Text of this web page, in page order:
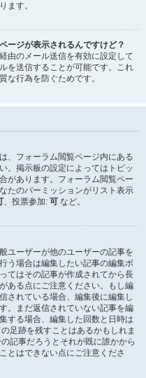
ます。
ージが表示されるんですけど？
由のメール送信を有効に設定して
を送信することが可能です。これ
な行為を防ぐためです。
、フォーラム閲覧ページ内にある
。掲示板の設定によってはトピッ
があります。フォーラム閲覧ペー
たのパーミッションがリスト表示
、投票参加: 可 など。
ユーザーが他のユーザーの記事を
う場合は編集したい記事の編集ボ
てはその記事が作成されてから長
ある点にご注意ください。もし編
されている場合、編集後に編集し
。まだ返信されていない記事を編
する場合、編集した回数と日時は
足跡を残すことはあるかもしれま
記事だろうとそれが既に誰かから
とはできない点にご注意くださ